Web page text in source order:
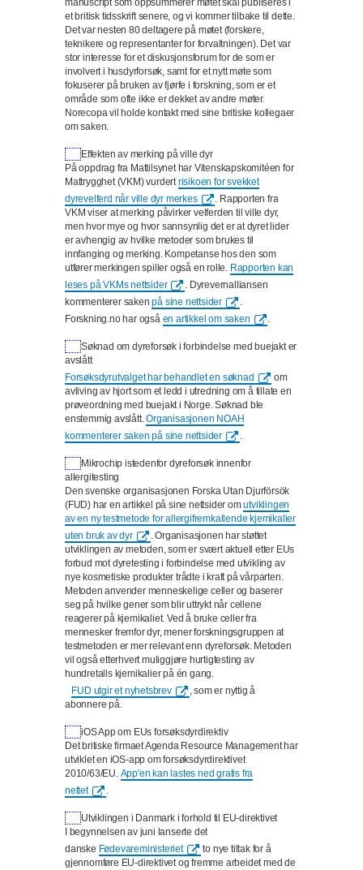
manuscript som oppsummerer møtet skal publiseres i
et britisk tidsskrift senere, og vi kommer tilbake til dette.
Det var nesten 80 deltagere på møtet (forskere,
teknikere og representanter for forvaltningen). Det var
stor interesse for et diskusjonsforum for de som er
involvert i husdyrforsøk, samt for et nytt møte som
fokuserer på bruken av fjørfe i forskning, som er et
område som ofte ikke er dekket av andre møter.
Norecopa vil holde kontakt med sine britiske kollegaer
om saken.
Effekten av merking på ville dyr
På oppdrag fra Mattilsynet har Vitenskapskomitéen for
Mattrygghet (VKM) vurdertrisikoen for svekket
dyrevelferd når ville dyr merkes
. Rapporten fra
VKM viser at merking påvirker velferden til ville dyr,
men hvor mye og hvor sannsynlig det er at dyret lider
er avhengig av hvilke metoder som brukes til
innfanging og merking. Kompetanse hos den som
utfører merkingen spiller også en rolle. Rapporten kan
leses på VKMs nettsider
. Dyrevernalliansen
kommenterer sakenpå sine nettsider
.
Forskning.no har også en artikkel om saken .
Søknad om dyreforsøk i forbindelse med buejakt er
avslått
Forsøksdyrutvalget har behandlet en søknad
om
avliving av hjort som et ledd i utredning om å tillate en
prøveordning med buejakt i Norge. Søknad ble
enstemmig avslått.Organisasjonen NOAH
kommenterer saken på sine nettsider
.
Mikrochip istedenfor dyreforsøk innenfor
allergitesting
Den svenske organisasjonen Forska Utan Djurförsök
(FUD) har en artikkel på sine nettsider omutviklingen
av en ny testmetode for allergifremkallende kjemikalier
uten bruk av dyr
. Organisasjonen har støttet
utviklingen av metoden, som er svært aktuell etter EUs
forbud mot dyretesting i forbindelse med utvikling av
nye kosmetiske produkter trådte i kraft på vårparten.
Metoden anvender menneskelige celler og baserer
seg på hvilke gener som blir uttrykt når cellene
reagerer på kjemikaliet. Ved å bruke celler fra
mennesker fremfor dyr, mener forskningsgruppen at
testmetoden er mer relevant enn dyreforsøk. Metoden
vil også etterhvert muliggjøre hurtigtesting av
hundretalls kjemikalier på én gang.
FUD utgir et nyhetsbrev
, som er nyttig å
abonnere på.
iOS App om EUs forsøksdyrdirektiv
Det britiske firmaet Agenda Resource Management har
utviklet en iOS-app om forsøksdyrdirektivet
2010/63/EU. App'en kan lastes ned gratis fra
nettet
.
Utviklingen i Danmark i forhold til EU-direktivet
I begynnelsen av juni lanserte det
danske Fødevareministeriet
to nye tiltak for å
gjennomføre EU-direktivet og fremme arbeidet med de